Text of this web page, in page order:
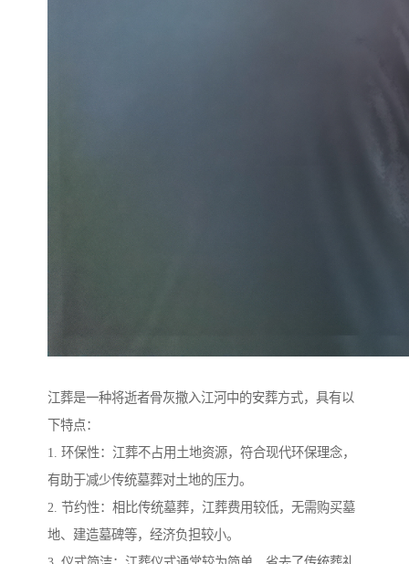
江葬是一种将逝者骨灰撒入江河中的安葬方式，具有以
下特点：
1. 环保性：江葬不占用土地资源，符合现代环保理念，
有助于减少传统墓葬对土地的压力。
2. 节约性：相比传统墓葬，江葬费用较低，无需购买墓
地、建造墓碑等，经济负担较小。